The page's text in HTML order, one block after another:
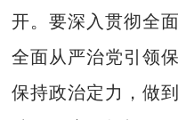
开。要深入贯彻全
全面从严治党引领
保持政治定力，做